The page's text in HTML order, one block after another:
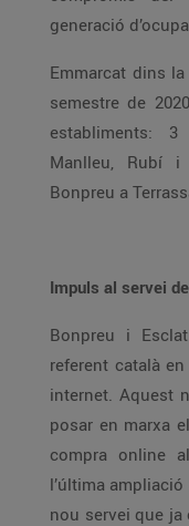
generació
Emmarcat dins la
semestre de
establiments:
Manlleu, Rubí i Platja d’Aro i 2
Bonpreu a
Impuls al servei
Bonpreu i Esclat treballa
referent català
internet. Aquest
posar en marxa
compra online al Vallès Occidental. Aquesta és
l’última ampliació de
nou servei que ja